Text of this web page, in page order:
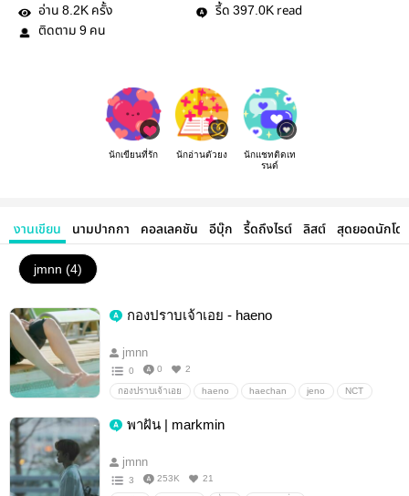
อ่าน 8.2K ครั้ง รี้ด 397.0K read
ติดตาม 9 คน
นักเขียนที่รัก นักอ่านตัวยง
นักแชทติดเท
รนด์
งานเขียน นามปากกา คอลเลคชัน อีบุ๊ก รี้ดถึงไรต์ ลิสต์ สุดยอดนักโด
jmnn (4)
กองปราบเจ้าเอย - haeno
jmnn
0 0 2
กองปราบเจ้าเอย haeno haechan jeno NCT
พาฝัน | markmin
jmnn
3 253K 21